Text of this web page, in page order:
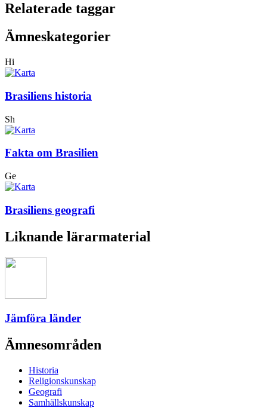
Relaterade taggar
Ämneskategorier
Hi
Brasiliens historia
Sh
Fakta om Brasilien
Ge
Brasiliens geografi
Liknande lärarmaterial
Jämföra länder
Ämnesområden
Historia
Religionskunskap
Geografi
Samhällskunskap